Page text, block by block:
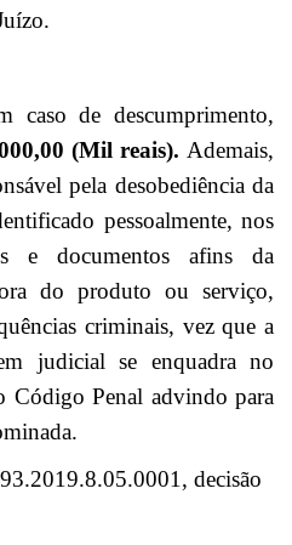
caso de descumprimento,
(Mil reais). Ademais,
pela desobediência da
pessoalmente, nos
e documentos afins da
do produto ou serviço,
criminais, vez que a
judicial se enquadra no
Código Penal advindo para
decisão